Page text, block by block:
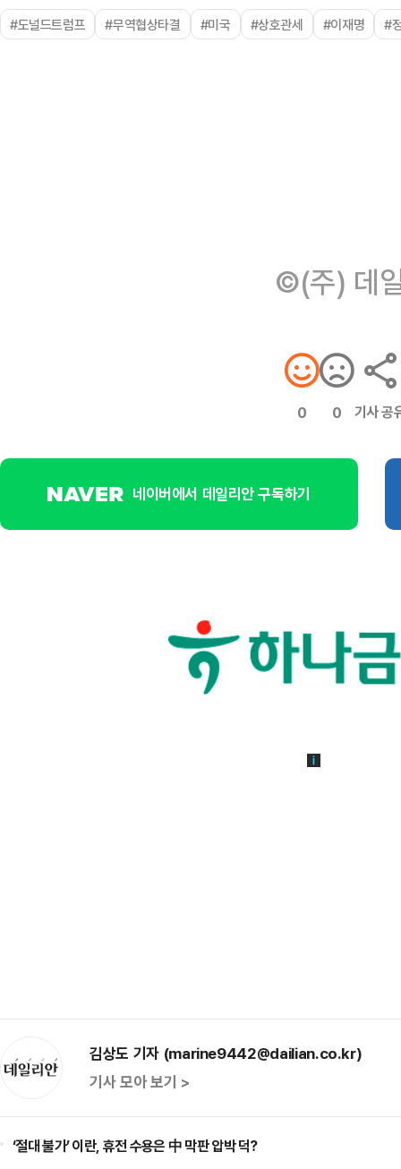
#도널드트럼프 #무역협상타결 #미국 #상호관세 #이재명 #
©(주) 데
0 0 기사 공
네이버에서 데일리안 구독하기
김상도 기자 (marine9442@dailian.co.kr)
기사 모아 보기 >
‘절대 불가’ 이란, 휴전 수용은 中 막판 압박 덕?